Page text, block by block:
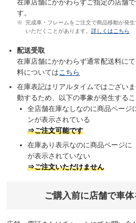
在庫店舗にかかわらずご指定の店舗
す。
完成車・フレームをご注文で商品移動が発
いただくことがあります。詳しくはこちら
配送受取
在庫店舗にかかわらず通常配送料に
料についてはこちら
在庫表記はリアルタイムではござい
動するため、以下の事象が発生するこ
全店舗在庫なしなのに商品ページ
ンが表示されている
⇒ご注文可能です
在庫あり表示なのに商品ページに
が表示されていない
⇒ご注文いただけません
ご購入前に店舗で車